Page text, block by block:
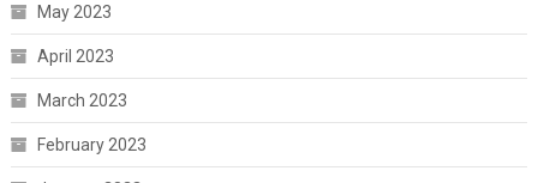
May 2023
April 2023
March 2023
February 2023